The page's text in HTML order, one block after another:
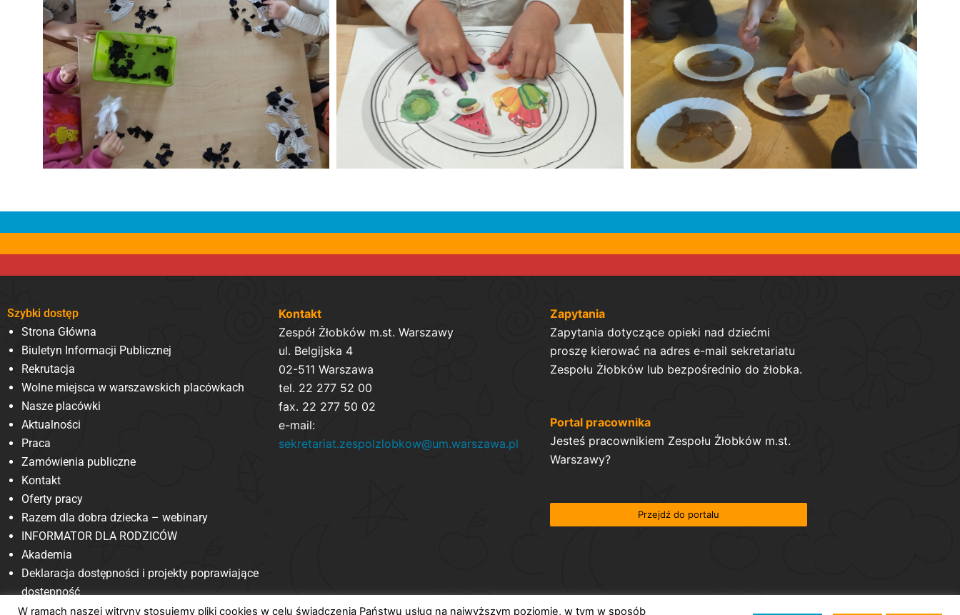
Szybki dostęp
Strona Główna
Biuletyn Informacji Publicznej
Rekrutacja
Wolne miejsca w warszawskich placówkach
Nasze placówki
Aktualności
Praca
Zamówienia publiczne
Kontakt
Oferty pracy
Razem dla dobra dziecka – webinary
INFORMATOR DLA RODZICÓW
Akademia
Deklaracja dostępności i projekty poprawiające
dostępność
Kontakt
Zespół Żłobków m.st. Warszawy
ul. Belgijska 4
02-511 Warszawa
tel. 22 277 52 00
fax. 22 277 50 02
e-mail:
sekretariat.zespolzlobkow@um.warszawa.pl
Zapytania
Zapytania dotyczące opieki nad dziećmi
proszę kierować na adres e-mail sekretariatu
Zespołu Żłobków lub bezpośrednio do żłobka.
Portal pracownika
Jesteś pracownikiem Zespołu Żłobków m.st.
Warszawy?
Przejdź do portalu
W ramach naszej witryny stosujemy pliki cookies w celu świadczenia Państwu usług na najwyższym poziomie, w tym w sposób